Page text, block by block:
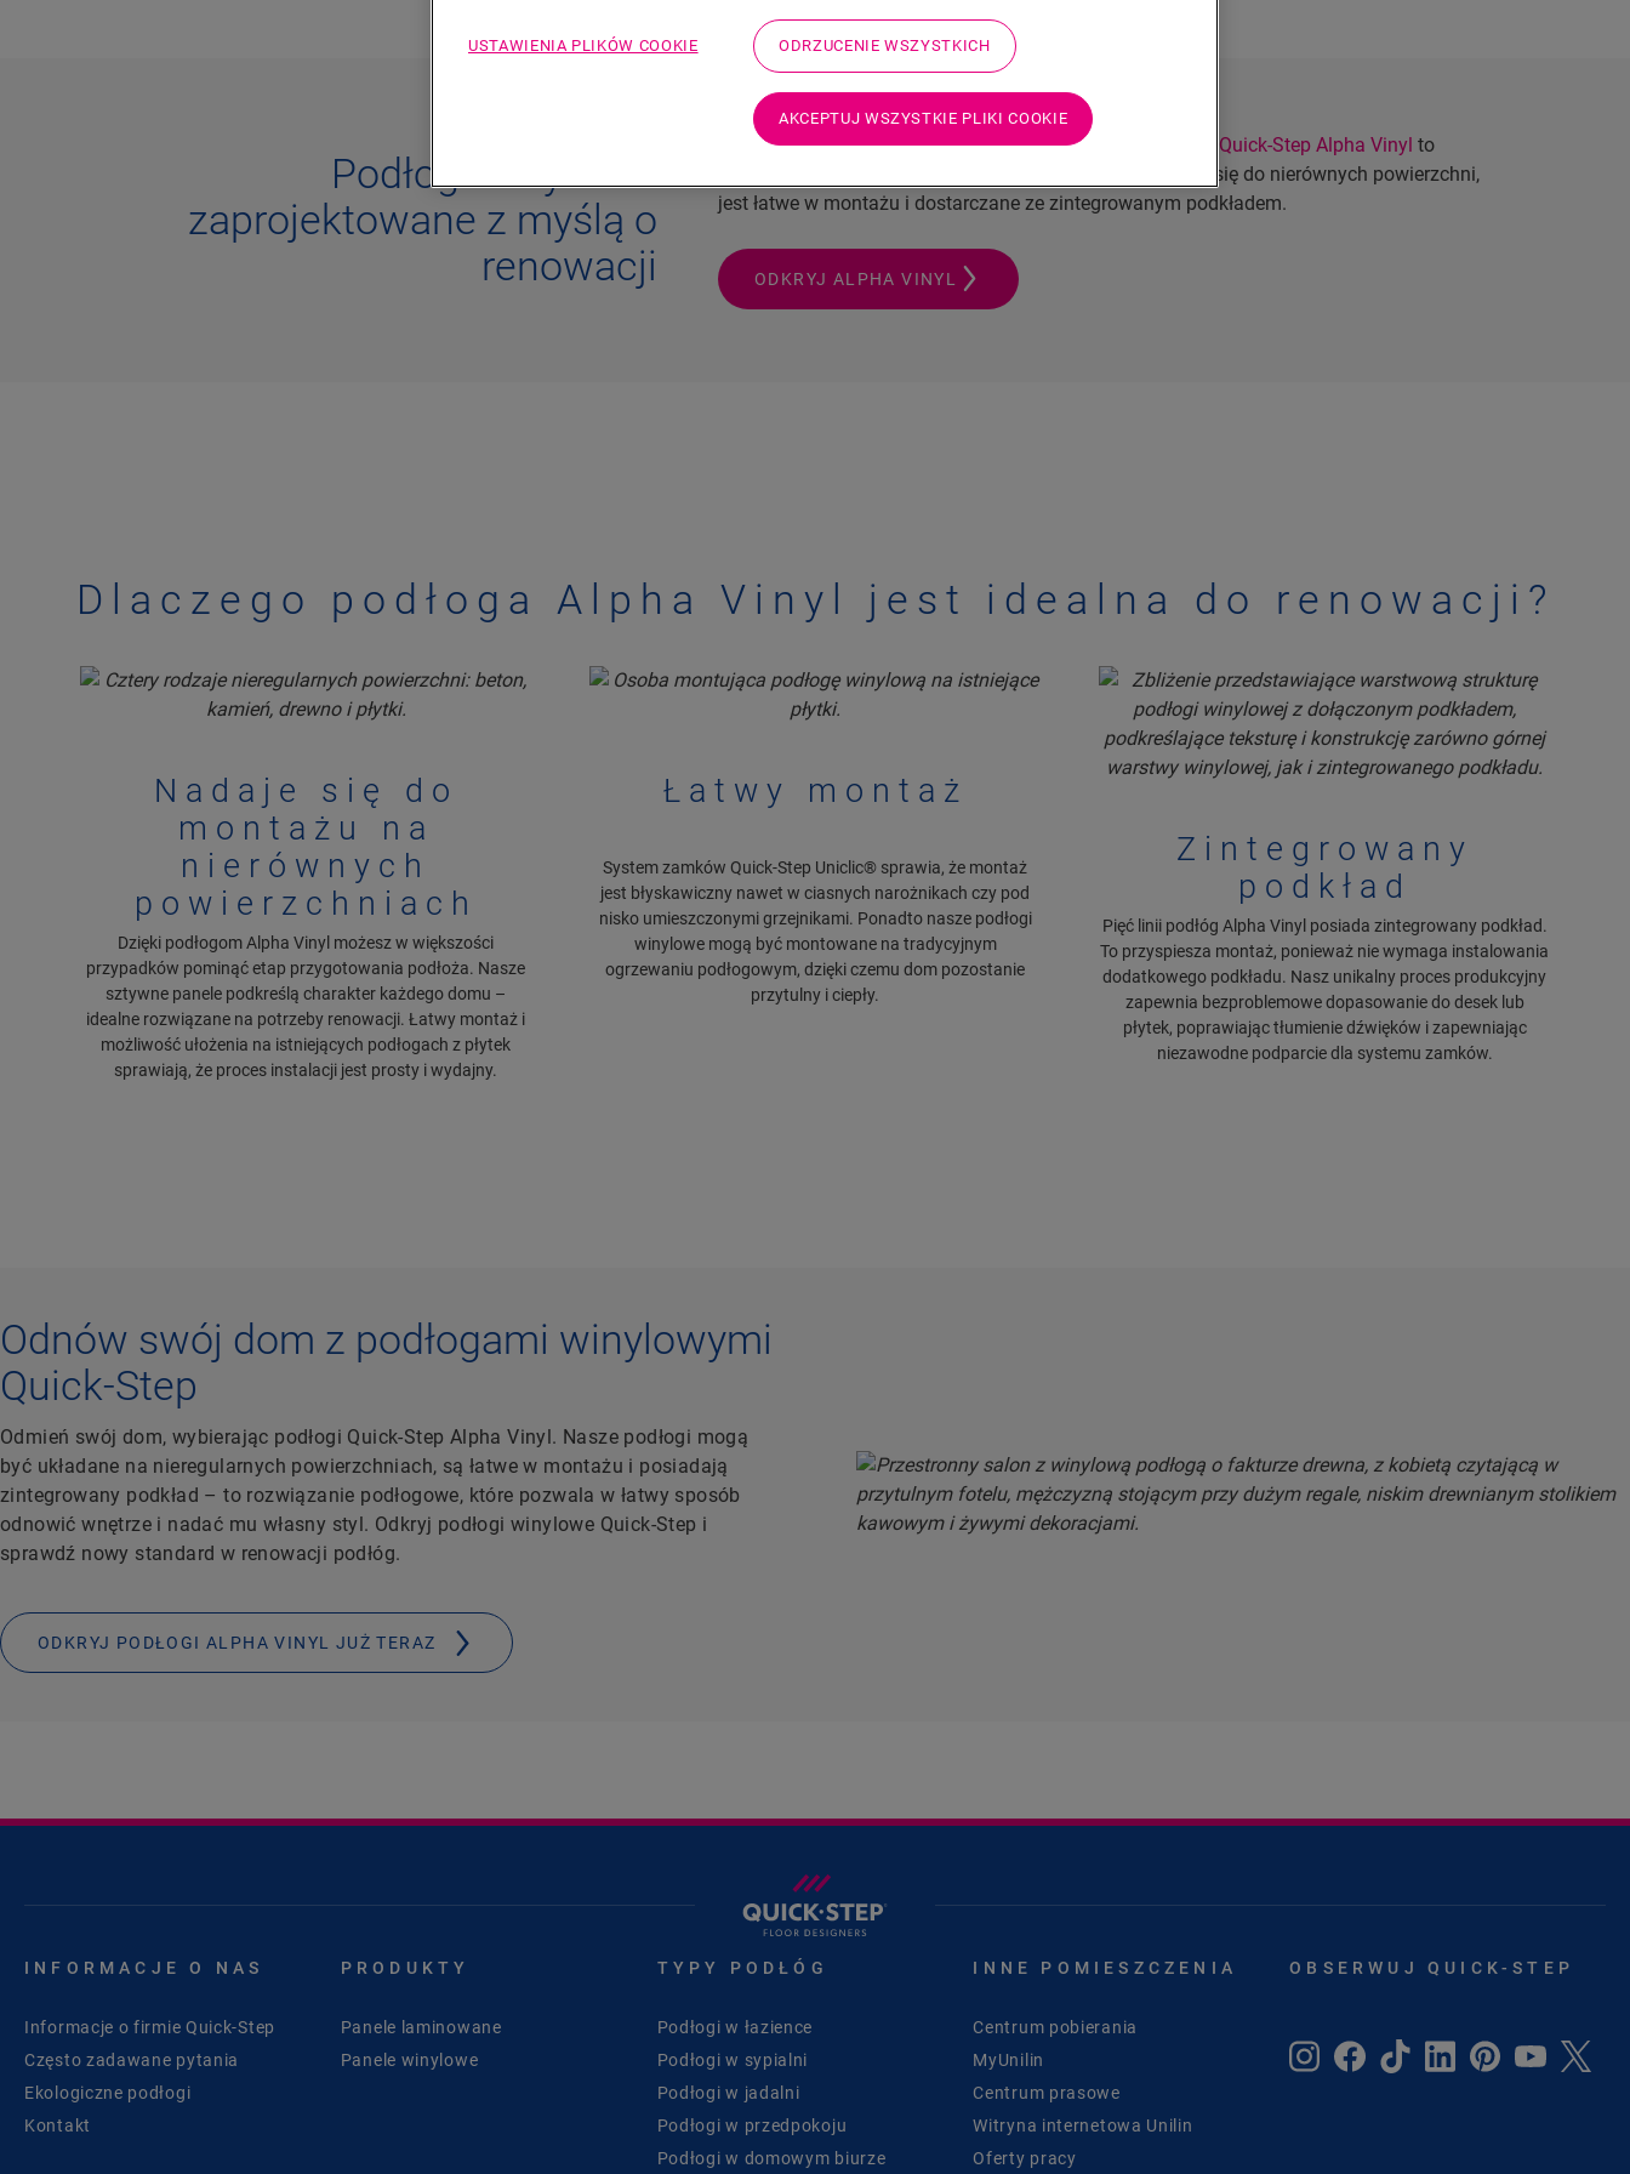
Podłogi winylowe:
zaprojektowane z myślą o
renowacji
Wyróżniające się unikalnymi atrybutami podłogi winylowe Quick-Step Alpha Vinyl to
doskonałe rozwiązanie podłogowe do renowacji – nadaje się do nierównych powierzchni,
jest łatwe w montażu i dostarczane ze zintegrowanym podkładem.
ODKRYJ ALPHA VINYL
Dlaczego podłoga Alpha Vinyl jest idealna do renowacji?
Nadaje się do
montażu na
nierównych
powierzchniach
Dzięki podłogom Alpha Vinyl możesz w większości
przypadków pominąć etap przygotowania podłoża. Nasze
sztywne panele podkreślą charakter każdego domu –
idealne rozwiązane na potrzeby renowacji. Łatwy montaż i
możliwość ułożenia na istniejących podłogach z płytek
sprawiają, że proces instalacji jest prosty i wydajny.
Łatwy montaż
System zamków Quick-Step Uniclic® sprawia, że montaż
jest błyskawiczny nawet w ciasnych narożnikach czy pod
nisko umieszczonymi grzejnikami. Ponadto nasze podłogi
winylowe mogą być montowane na tradycyjnym
ogrzewaniu podłogowym, dzięki czemu dom pozostanie
przytulny i ciepły.
Zintegrowany
podkład
Pięć linii podłóg Alpha Vinyl posiada zintegrowany podkład.
To przyspiesza montaż, ponieważ nie wymaga instalowania
dodatkowego podkładu. Nasz unikalny proces produkcyjny
zapewnia bezproblemowe dopasowanie do desek lub
płytek, poprawiając tłumienie dźwięków i zapewniając
niezawodne podparcie dla systemu zamków.
Odnów swój dom z podłogami winylowymi
Quick-Step
Odmień swój dom, wybierając podłogi Quick-Step Alpha Vinyl. Nasze podłogi mogą
być układane na nieregularnych powierzchniach, są łatwe w montażu i posiadają
zintegrowany podkład – to rozwiązanie podłogowe, które pozwala w łatwy sposób
odnowić wnętrze i nadać mu własny styl. Odkryj podłogi winylowe Quick-Step i
sprawdź nowy standard w renowacji podłóg.
ODKRYJ PODŁOGI ALPHA VINYL JUŻ TERAZ
INFORMACJE O NAS
Informacje o firmie Quick-Step
Często zadawane pytania
Ekologiczne podłogi
Kontakt
PRODUKTY
Panele laminowane
Panele winylowe
TYPY PODŁÓG
Podłogi w łazience
Podłogi w sypialni
Podłogi w jadalni
Podłogi w przedpokoju
Podłogi w domowym biurze
INNE POMIESZCZENIA
Centrum pobierania
MyUnilin
Centrum prasowe
Witryna internetowa Unilin
Oferty pracy
OBSERWUJ QUICK-STEP
USTAWIENIA PLIKÓW COOKIE ODRZUCENIE WSZYSTKICH
AKCEPTUJ WSZYSTKIE PLIKI COOKIE